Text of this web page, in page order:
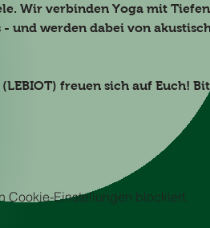
Wir verbinden Yoga mit
und werden dabei von
freuen sich auf Euch!
Cookie-Einstellungen blockiert.